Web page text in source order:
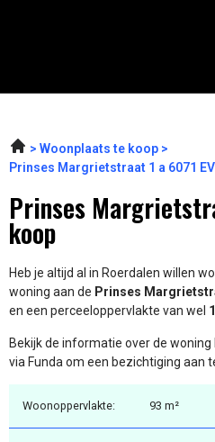
Woonplaats te koop
Prinses Margrietstraat 1 a 6071
Prinses
koop
Heb je altijd al in Roerdalen willen
woning aan de Prinses
en een perceeloppervlakte van wel
Bekijk de informatie over de
via Funda om een bezichtiging aan
Woonoppervlakte: 93 m²